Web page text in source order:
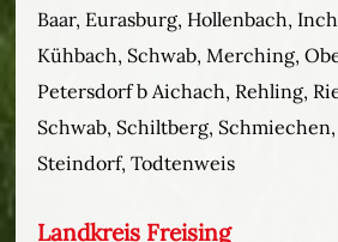
Baar, Eurasburg, Hollenbach,
Kühbach, Schwab, Merching,
Petersdorf b Aichach, Rehling,
Schwab, Schiltberg,
Steindorf, Todtenweis
Landkreis Freising